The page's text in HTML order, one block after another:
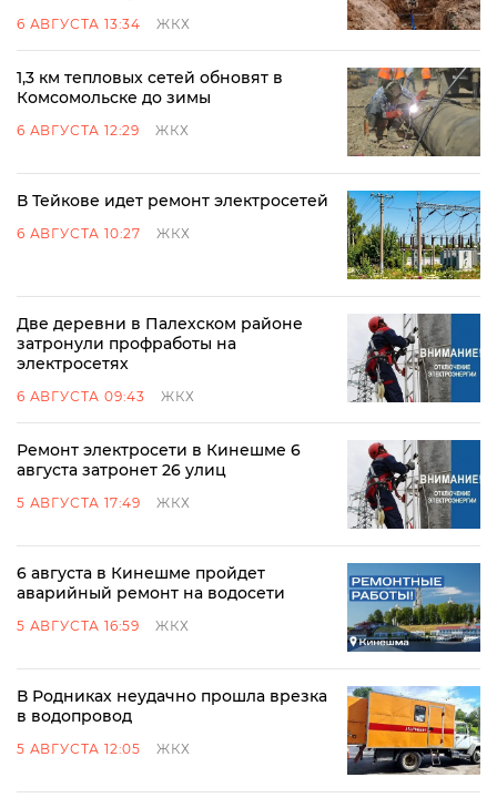
6 АВГУСТА 13:34 ЖКХ
1,3 км тепловых сетей обновят в
Комсомольске до зимы
6 АВГУСТА 12:29 ЖКХ
В Тейкове идет ремонт электросетей
6 АВГУСТА 10:27 ЖКХ
Две деревни в Палехском районе
затронули профработы на
электросетях
6 АВГУСТА 09:43 ЖКХ
Ремонт электросети в Кинешме 6
августа затронет 26 улиц
5 АВГУСТА 17:49 ЖКХ
6 августа в Кинешме пройдет
аварийный ремонт на водосети
5 АВГУСТА 16:59 ЖКХ
В Родниках неудачно прошла врезка
в водопровод
5 АВГУСТА 12:05 ЖКХ